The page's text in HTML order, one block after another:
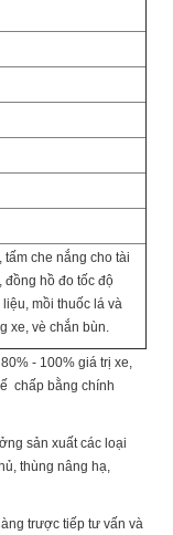
che nắng cho tài
đồng hồ đo tốc độ
mồi thuốc lá và
xe, vè chắn bùn.
- 100% giá trị xe,
chấp bằng chính
sản xuất các loại
thùng nâng hạ,
trược tiếp tư vấn và